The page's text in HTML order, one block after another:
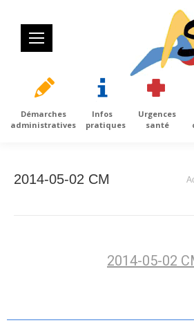
Démarches
administratives
Infos
pratiques
Urgences
santé
2014-05-02 CM
2014-05-02